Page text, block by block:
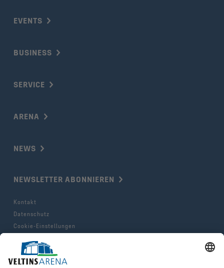
EVENTS
BUSINESS
SERVICE
ARENA
NEWS
NEWSLETTER ABONNIEREN
Kontakt
Datenschutz
Cookie-Einstellungen
AGB & Hausordnung
© 2025 FC Gelsenkirchen-Schalke e.V.